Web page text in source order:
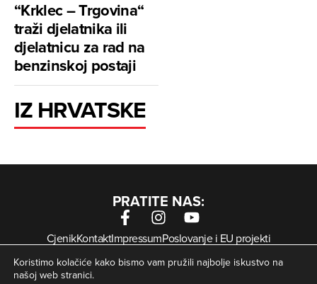
“Krklec – Trgovina“
traži djelatnika ili
djelatnicu za rad na
benzinskoj postaji
IZ HRVATSKE
PRATITE NAS:
CjenikKontaktImpressumPoslovanje i EU projekti
Arhiva digitalnih novina
Uvjeti korištenjaZaštita privatnosti
Kolačići
Koristimo kolačiće kako bismo vam pružili najbolje iskustvo na
našoj web stranici.